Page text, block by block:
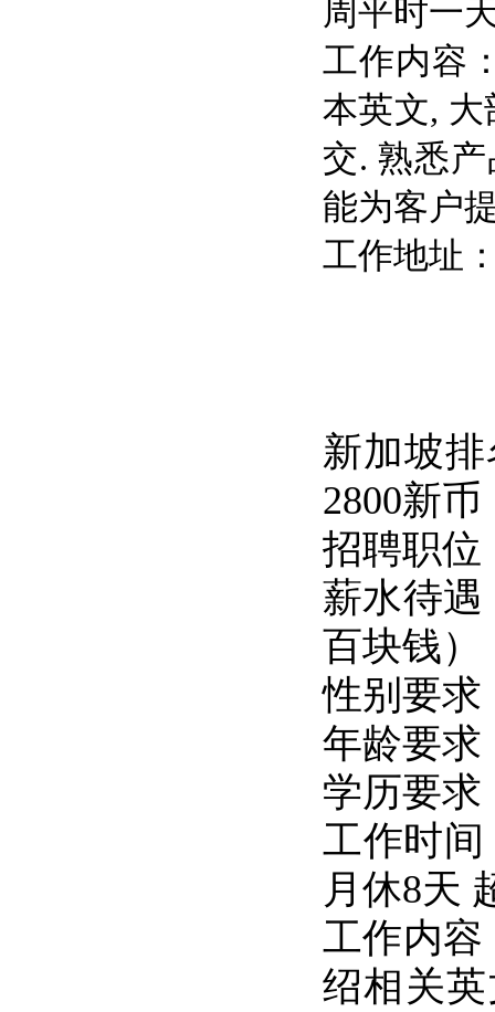
周平时一
工作内容
本英文,
交. 熟悉
能为客户
工作地址
新加坡
2800新币
招聘职位
薪水待遇
百块钱）
性别要求
年龄要求
学历要求
工作时间
月休8天
工作内容
绍相关